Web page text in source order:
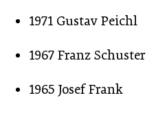
1971 Gustav Peichl
1967 Franz Schuster
1965 Josef Frank